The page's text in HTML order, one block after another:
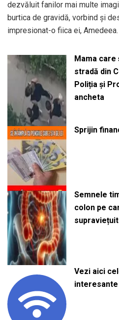
dezvăluit fanilor mai multe
burtica de gravidă, vorbind și
impresionat-o fiica ei, Amedeea.
Mama care
stradă din
Poliția și
ancheta
Sprijin
Semnele
colon pe
Vezi aici